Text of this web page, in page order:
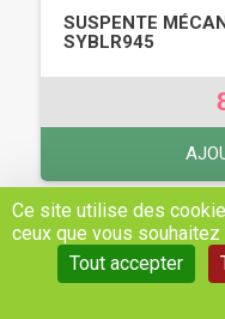
SUSPENTE
SYBLR945
Ce site utilise des
ceux que vous
Tout accepter